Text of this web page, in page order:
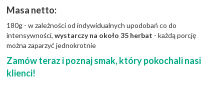
Masa netto:
180g - w zależności od indywidualnych upodobań co do
intensywności,wystarczy na około 35 herbat - każdą porcję
można zaparzyć jednokrotnie
Zamów teraz i poznaj smak, który pokochali nasi
klienci!